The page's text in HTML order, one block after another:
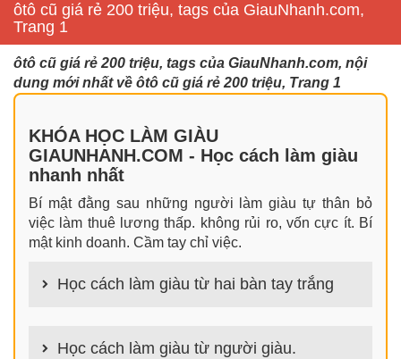
ôtô cũ giá rẻ 200 triệu, tags của GiauNhanh.com,
Trang 1
ôtô cũ giá rẻ 200 triệu, tags của GiauNhanh.com, nội
dung mới nhất về ôtô cũ giá rẻ 200 triệu, Trang 1
KHÓA HỌC LÀM GIÀU
GIAUNHANH.COM - Học cách làm giàu
nhanh nhất
Bí mật đằng sau những người làm giàu tự thân bỏ
việc làm thuê lương thấp. không rủi ro, vốn cực ít. Bí
mật kinh doanh. Cầm tay chỉ việc.
Học cách làm giàu từ hai bàn tay trắng
nhưng hiệu quả bất ngờ. Bạn có thể thành công ngay
Học cách làm giàu từ người giàu.